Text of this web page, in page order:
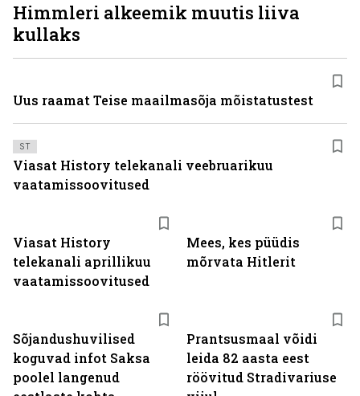
Viasat History
telekanali aprillikuu
vaatamissoovitused
Mees, kes püüdis
mõrvata Hitlerit
Sõjandushuvilised
koguvad infot Saksa
poolel langenud
Prantsusmaal võidi
leida 82 aasta eest
röövitud Stradivariuse
Himmleri alkeemik muutis liiva
kullaks
Uus raamat Teise maailmasõja mõistatustest
ST
Viasat History telekanali veebruarikuu
vaatamissoovitused